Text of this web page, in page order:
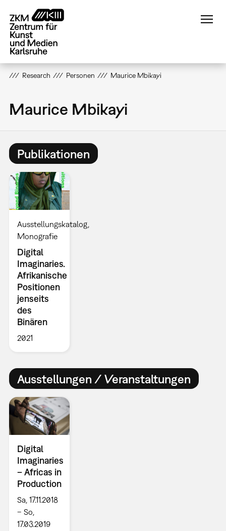
zum
Inhalt
Research Personen Maurice Mbikayi
Maurice Mbikayi
Publikationen
Ausstellungskatalog
Monografie
Digital
Imaginaries.
Afrikanische
Positionen
jenseits
des
Binären
2021
Ausstellungen / Veranstaltungen
Digital
Imaginaries
– Africas in
Production
Sa, 17.11.2018
– So,
17.03.2019